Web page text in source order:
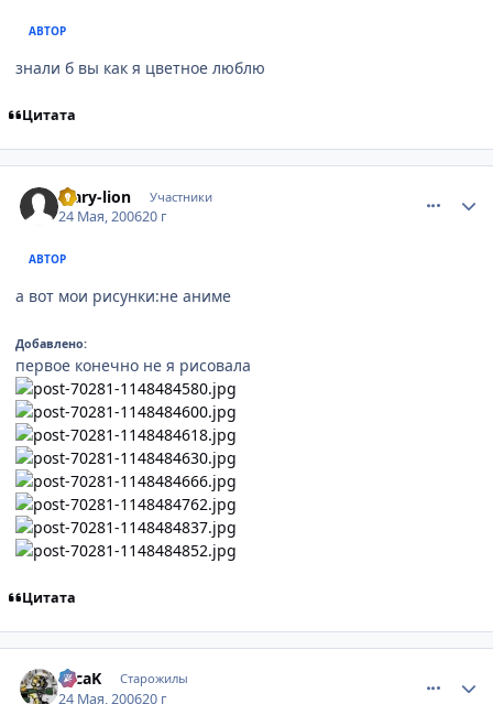
АВТОР
знали б вы как я цветное люблю
Цитата
Mary-lion Участники
24 Мая, 200620 г
АВТОР
а вот мои рисунки:не аниме
Добавлено:
первое конечно не я рисовала
Цитата
TecaK Старожилы
24 Мая, 200620 г